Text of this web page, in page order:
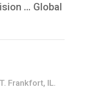
… Global
Frankfort, IL.